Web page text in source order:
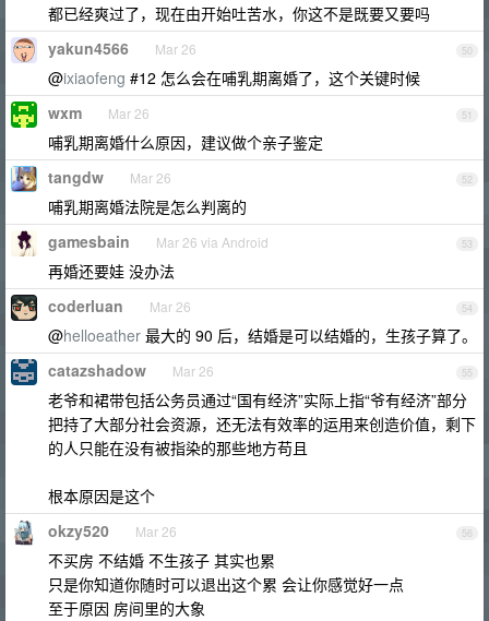
都已经爽过了，现在由开始吐苦水，你这不是既要又要吗
50
yakun4566 Mar 26
@ixiaofeng #12 怎么会在哺乳期离婚了，这个关键时候
51
wxm Mar 26
哺乳期离婚什么原因，建议做个亲子鉴定
52
tangdw Mar 26
哺乳期离婚法院是怎么判离的
53
gamesbain Mar 26 via Android
再婚还要娃 没办法
54
coderluan Mar 26
@helloeather 最大的 90 后，结婚是可以结婚的，生孩子算了。
55
catazshadow Mar 26
老爷和裙带包括公务员通过“国有经济”实际上指“爷有经济”部分
把持了大部分社会资源，还无法有效率的运用来创造价值，剩下
的人只能在没有被指染的那些地方苟且
根本原因是这个
56
okzy520 Mar 26
不买房 不结婚 不生孩子 其实也累
只是你知道你随时可以退出这个累 会让你感觉好一点
至于原因 房间里的大象